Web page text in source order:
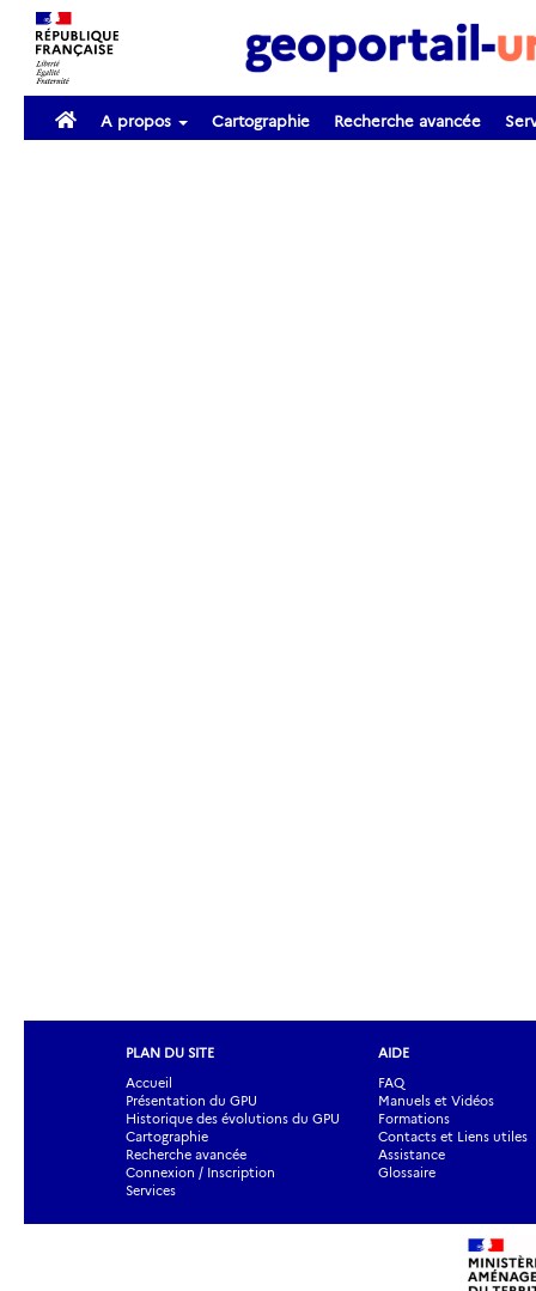
A propos Cartographie Recherche avancée
PLAN DU SITE
Accueil
Présentation du GPU
Historique des évolutions du GPU
Cartographie
Recherche avancée
Connexion / Inscription
Services
AIDE
FAQ
Manuels et Vidéos
Formations
Contacts et Liens utiles
Assistance
Glossaire